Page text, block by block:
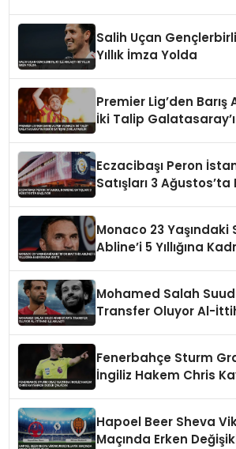
Salih Uçan
Yıllık İmza Yolda
Premier Lig’den Barış
İki Talip
Eczacibaşı Peron
Satışları 3 Ağustos’ta
Monaco 23
Abline’i 5 Yıllığına
Mohamed Salah
Transfer Oluyor Al-
Fenerbahçe Sturm
İngiliz Hakem Chris
Hapoel Beer Sheva
Maçında Erken